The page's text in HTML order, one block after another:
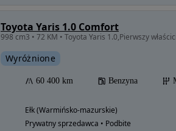
Toyota Yaris 1.0 Comfort
998 cm3 • 72 KM • Toyota Yaris 1.0,Pierwszy
Wyróżnione
60 400 km Benzyna
Ełk (Warmińsko-mazurskie)
Prywatny sprzedawca • Podbite